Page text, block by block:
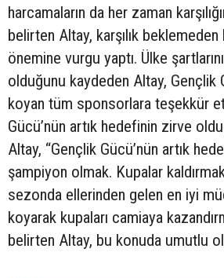
harcamaların da her zaman
belirten Altay, karşılık beklemeden
önemine vurgu yaptı. Ülke
olduğunu kaydeden Altay, Gençlik
koyan tüm sponsorlara teşekkür
Gücü’nün artık hedefinin zirve
Altay, “Gençlik Gücü’nün artık
şampiyon olmak. Kupalar
sezonda ellerinden gelen en iyi
koyarak kupaları camiaya
belirten Altay, bu konuda umutlu